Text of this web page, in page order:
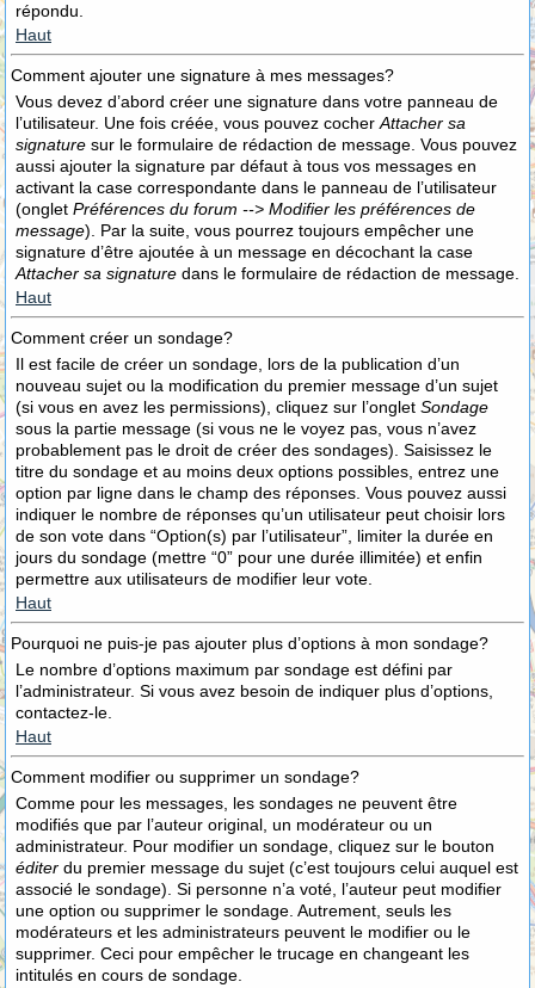
répondu.
Haut
Comment ajouter une signature à mes messages?
Vous devez d’abord créer une signature dans votre panneau de
l’utilisateur. Une fois créée, vous pouvez cocher Attacher sa
signature sur le formulaire de rédaction de message. Vous pouvez
aussi ajouter la signature par défaut à tous vos messages en
activant la case correspondante dans le panneau de l’utilisateur
(onglet Préférences du forum --> Modifier les préférences de
message). Par la suite, vous pourrez toujours empêcher une
signature d’être ajoutée à un message en décochant la case
Attacher sa signature dans le formulaire de rédaction de message.
Haut
Comment créer un sondage?
Il est facile de créer un sondage, lors de la publication d’un
nouveau sujet ou la modification du premier message d’un sujet
(si vous en avez les permissions), cliquez sur l’onglet Sondage
sous la partie message (si vous ne le voyez pas, vous n’avez
probablement pas le droit de créer des sondages). Saisissez le
titre du sondage et au moins deux options possibles, entrez une
option par ligne dans le champ des réponses. Vous pouvez aussi
indiquer le nombre de réponses qu’un utilisateur peut choisir lors
de son vote dans “Option(s) par l’utilisateur”, limiter la durée en
jours du sondage (mettre “0” pour une durée illimitée) et enfin
permettre aux utilisateurs de modifier leur vote.
Haut
Pourquoi ne puis-je pas ajouter plus d’options à mon sondage?
Le nombre d’options maximum par sondage est défini par
l’administrateur. Si vous avez besoin de indiquer plus d’options,
contactez-le.
Haut
Comment modifier ou supprimer un sondage?
Comme pour les messages, les sondages ne peuvent être
modifiés que par l’auteur original, un modérateur ou un
administrateur. Pour modifier un sondage, cliquez sur le bouton
éditer du premier message du sujet (c’est toujours celui auquel est
associé le sondage). Si personne n’a voté, l’auteur peut modifier
une option ou supprimer le sondage. Autrement, seuls les
modérateurs et les administrateurs peuvent le modifier ou le
supprimer. Ceci pour empêcher le trucage en changeant les
intitulés en cours de sondage.